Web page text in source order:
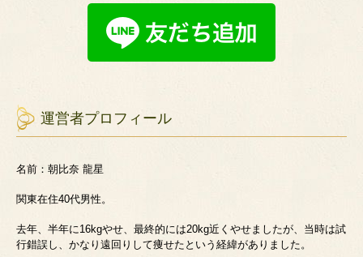
運営者プロフィール
名前：朝比奈 龍星
関東在住40代男性。
去年、半年に16kgやせ、最終的には20kg近くやせましたが、当時は試
行錯誤し、かなり遠回りして痩せたという経緯がありました。